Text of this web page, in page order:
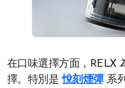
在口味選擇方面，RELX
擇。特別是悅刻煙彈系